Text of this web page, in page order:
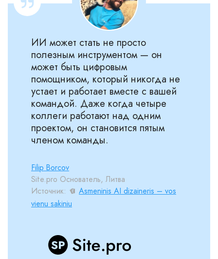
ИИ может стать не просто
полезным инструментом — он
может быть цифровым
помощником, который никогда не
устает и работает вместе с вашей
командой. Даже когда четыре
коллеги работают над одним
проектом, он становится пятым
членом команды.
Filip Borcov
Site.pro Основатель, Литва
Источник:
Asmeninis AI dizaineris – vos
vienu sakiniu